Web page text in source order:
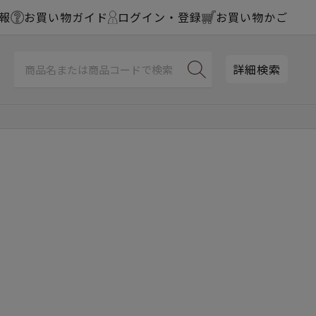
お買い物ガイド ログイン・登録 お買い物かご
詳細検索